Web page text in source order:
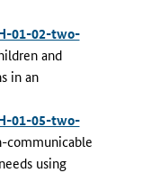
01-02-two-
and
in an
01-05-two-
communicable
using